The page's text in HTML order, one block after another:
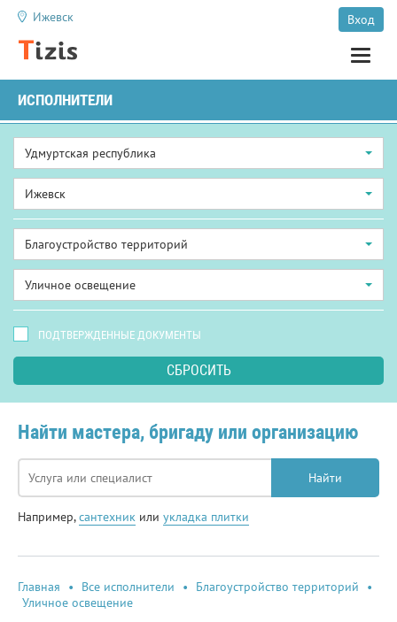
Ижевск
Toggle
Вход
ИСПОЛНИТЕЛИ
Найти мастера, бригаду или организацию
Найти
Например,сантехник или укладка плитки
Главная • Все исполнители • Благоустройство территорий
•
Уличное освещение
Удмуртская республика
Ижевск
Благоустройство территорий
Уличное освещение
ПОДТВЕРЖДЕННЫЕ ДОКУМЕНТЫ
СБРОСИТЬ